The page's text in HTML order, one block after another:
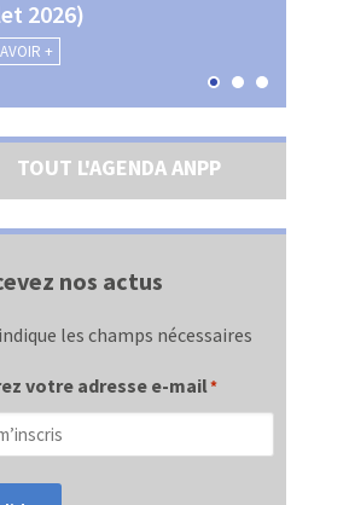
2026)
+
TOUT L'AGENDA ANPP
nos actus
les champs nécessaires
votre adresse e-mail*